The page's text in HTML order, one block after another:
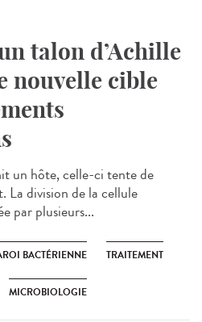
talon d’Achille
nouvelle cible
un hôte, celle-ci tente de
La division de la cellule
par plusieurs...
BACTÉRIENNE TRAITEMENT
MICROBIOLOGIE